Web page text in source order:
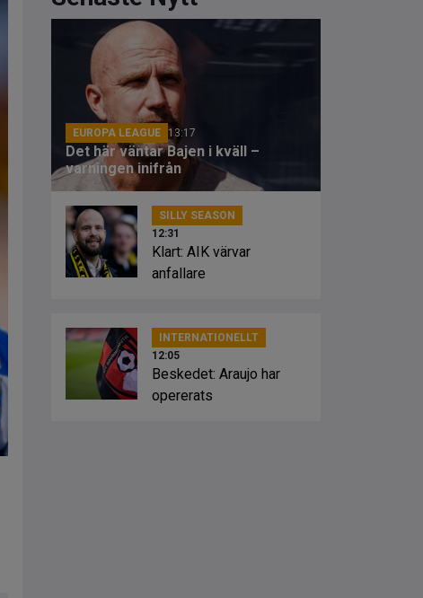
EUROPA LEAGUE 13:17
Det här väntar Bajen i kväll –
varningen inifrån
SILLY SEASON
12:31
Klart: AIK värvar
anfallare
INTERNATIONELLT
12:05
Beskedet: Araujo har
opererats